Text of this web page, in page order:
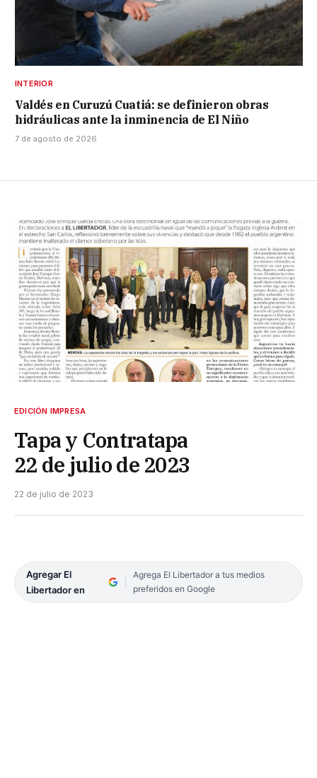
INTERIOR
Valdés en Curuzú Cuatiá: se definieron obras
hidráulicas ante la inminencia de El Niño
7 de agosto de 2026
EDICIÓN IMPRESA
Tapa y Contratapa
22 de julio de 2023
22 de julio de 2023
Agregar El
Libertador en
Agrega El Libertador a tus medios
preferidos en Google